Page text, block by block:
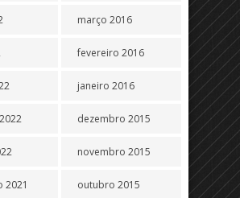
2021
março 2016
fevereiro 2016
janeiro 2016
dezembro 2015
novembro 2015
outubro 2015